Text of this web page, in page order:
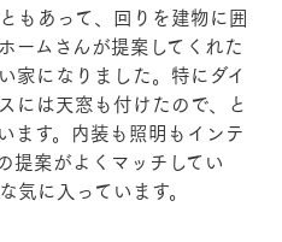
もあって、回りを建物に囲
ームさんが提案してくれた
家になりました。特にダイ
には天窓も付けたので、と
ます。内装も照明もインテ
提案がよくマッチしてい
気に入っています。